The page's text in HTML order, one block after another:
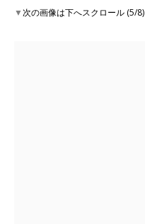
▼次の画像は下へスクロール (5/8)